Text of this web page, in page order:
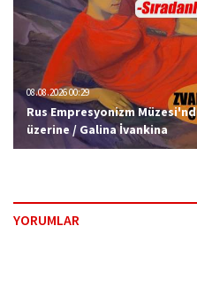
08.08.2026 00:29
Rus Empresyonizm
üzerine / Galina İvankina
YORUMLAR